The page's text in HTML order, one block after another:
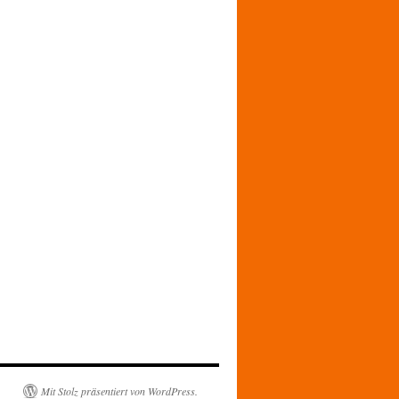
Mit Stolz präsentiert von WordPress.